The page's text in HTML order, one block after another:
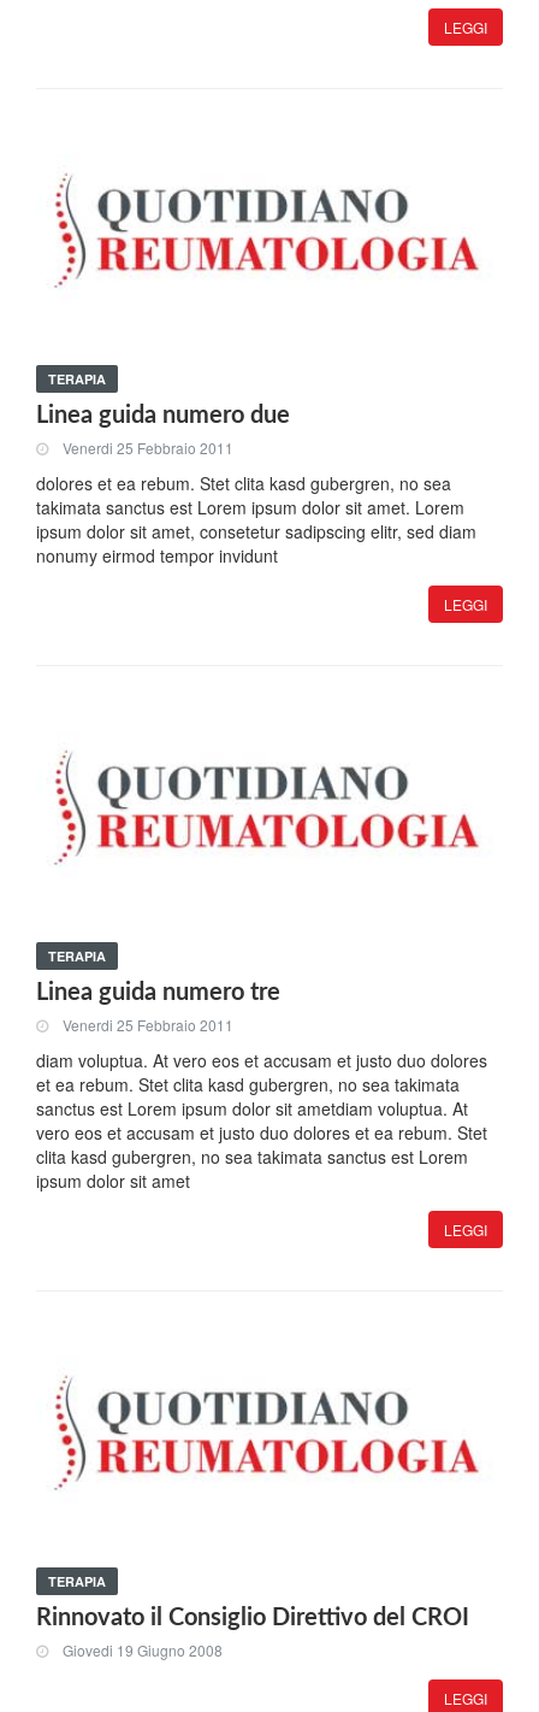
LEGGI
TERAPIA
Linea guida numero due
Venerdi 25 Febbraio 2011
dolores et ea rebum. Stet clita kasd gubergren, no sea
takimata sanctus est Lorem ipsum dolor sit amet. Lorem
ipsum dolor sit amet, consetetur sadipscing elitr, sed diam
nonumy eirmod tempor invidunt
LEGGI
TERAPIA
Linea guida numero tre
Venerdi 25 Febbraio 2011
diam voluptua. At vero eos et accusam et justo duo dolores
et ea rebum. Stet clita kasd gubergren, no sea takimata
sanctus est Lorem ipsum dolor sit ametdiam voluptua. At
vero eos et accusam et justo duo dolores et ea rebum. Stet
clita kasd gubergren, no sea takimata sanctus est Lorem
ipsum dolor sit amet
LEGGI
TERAPIA
Rinnovato il Consiglio Direttivo del CROI
Giovedi 19 Giugno 2008
LEGGI